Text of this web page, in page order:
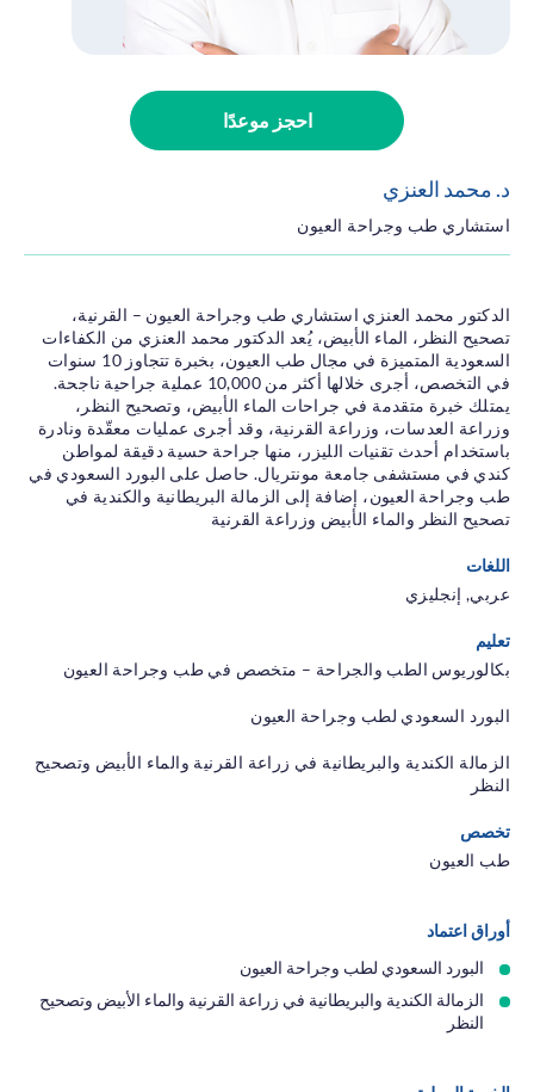
المناظر
جراحة تجميل
احجز موعدًا
د. محمد العنزي
استشاري طب وجراحة العيون
الدكتور محمد العنزي استشاري طب وجراحة العيون – القرنية،
تصحيح النظر، الماء الأبيض، يُعد الدكتور محمد العنزي من الكفاءات
السعودية المتميزة في مجال طب العيون، بخبرة تتجاوز 10 سنوات
في التخصص، أجرى خلالها أكثر من 10,000 عملية جراحية ناجحة.
يمتلك خبرة متقدمة في جراحات الماء الأبيض، وتصحيح النظر،
وزراعة العدسات، وزراعة القرنية، وقد أجرى عمليات معقّدة ونادرة
باستخدام أحدث تقنيات الليزر، منها جراحة حسية دقيقة لمواطن
كندي في مستشفى جامعة مونتريال. حاصل على البورد السعودي في
طب وجراحة العيون، إضافة إلى الزمالة البريطانية والكندية في
تصحيح النظر والماء الأبيض وزراعة القرنية
اللغات
عربي, إنجليزي
تعليم
بكالوريوس الطب والجراحة – متخصص في طب وجراحة العيون
البورد السعودي لطب وجراحة العيون
الزمالة الكندية والبريطانية في زراعة القرنية والماء الأبيض وتصحيح
النظر
تخصص
طب العيون
أوراق اعتماد
البورد السعودي لطب وجراحة العيون
الزمالة الكندية والبريطانية في زراعة القرنية والماء الأبيض وتصحيح
النظر